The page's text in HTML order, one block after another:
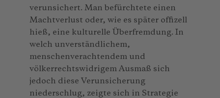
verunsichert. Man befürchtete einen
Machtverlust oder, wie es später offizell
hieß, eine kulturelle Überfremdung. In
welch unverständlichem,
menschenverachtendem und
völkerrechtswidrigem Ausmaß sich
jedoch diese Verunsicherung
niederschlug, zeigte sich in Strategie